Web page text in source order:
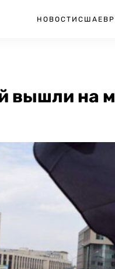
НОВОСТИ США
вышли на